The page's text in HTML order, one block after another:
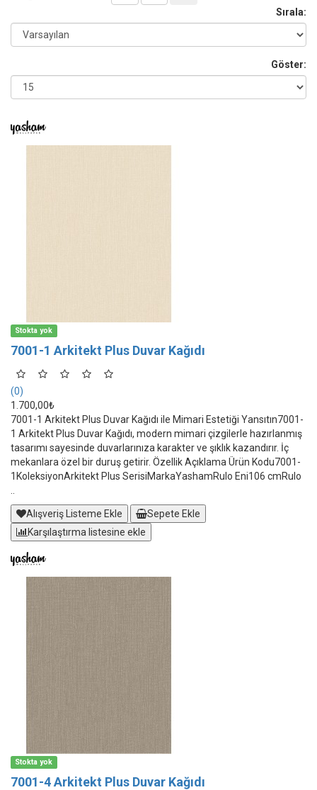
Sırala:
Göster:
Stokta yok
7001-1 Arkitekt Plus Duvar Kağıdı
(0)
1.700,00₺
7001-1 Arkitekt Plus Duvar Kağıdı ile Mimari Estetiği Yansıtın7001-
1 Arkitekt Plus Duvar Kağıdı, modern mimari çizgilerle hazırlanmış
tasarımı sayesinde duvarlarınıza karakter ve şıklık kazandırır. İç
mekanlara özel bir duruş getirir. Özellik Açıklama Ürün Kodu7001-
1KoleksiyonArkitekt Plus SerisiMarkaYashamRulo Eni106 cmRulo
Alışveriş Listeme Ekle
Sepete Ekle
Karşılaştırma listesine ekle
Stokta yok
7001-4 Arkitekt Plus Duvar Kağıdı